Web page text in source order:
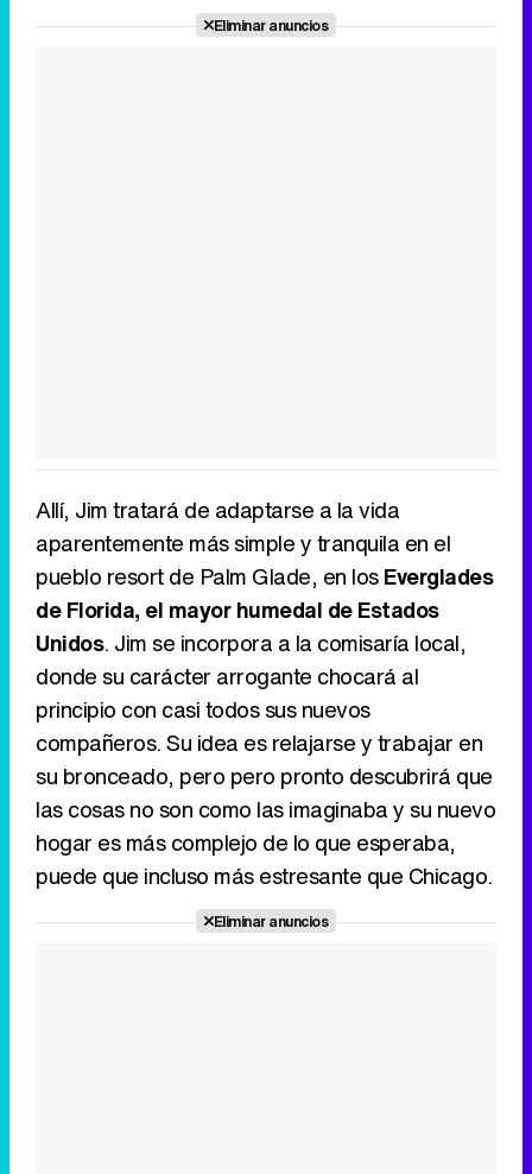
Eliminar anuncios
Allí, Jim tratará de adaptarse a la vida
aparentemente más simple y tranquila en el
pueblo resort de Palm Glade, en losEverglades
de Florida, el mayor humedal de Estados
Unidos. Jim se incorpora a la comisaría local,
donde su carácter arrogante chocará al
principio con casi todos sus nuevos
compañeros. Su idea es relajarse y trabajar en
su bronceado, pero pero pronto descubrirá que
las cosas no son como las imaginaba y su nuevo
hogar es más complejo de lo que esperaba,
puede que incluso más estresante que Chicago.
Eliminar anuncios